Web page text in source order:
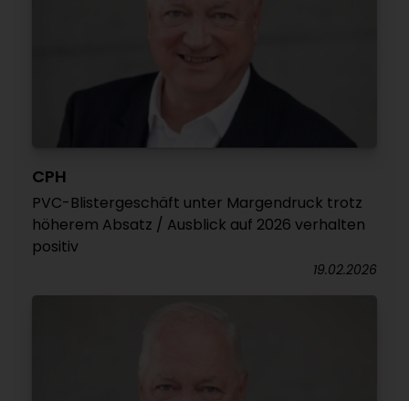
CPH
PVC-Blistergeschäft unter Margendruck trotz
höherem Absatz / Ausblick auf 2026 verhalten
positiv
19.02.2026